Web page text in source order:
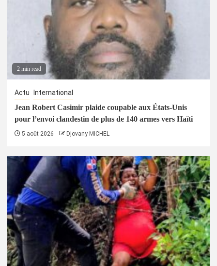
2 min read
Actu International
Jean Robert Casimir plaide coupable aux États-Unis
pour l’envoi clandestin de plus de 140 armes vers Haïti
5 août 2026 Djovany MICHEL